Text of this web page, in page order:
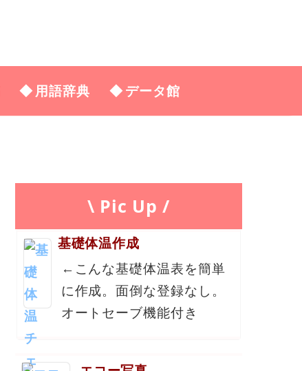
用語辞典 データ館
\ Pic Up /
基礎体温作成
←こんな基礎体温表を簡単
に作成。面倒な登録なし。
オートセーブ機能付き